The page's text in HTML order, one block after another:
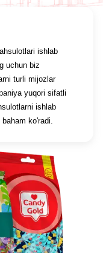
ishlab
uchun biz
turli mijozlar
yuqori sifatli
ishlab
ko'radi.